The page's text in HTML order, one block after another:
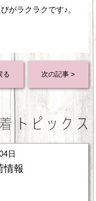
がラクラクです♪。
る 次の記事 >
日
情報